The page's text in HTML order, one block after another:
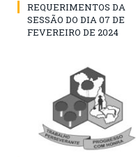
REQUERIMENTOS DA
SESSÃO DO DIA 07 DE
FEVEREIRO DE 2024